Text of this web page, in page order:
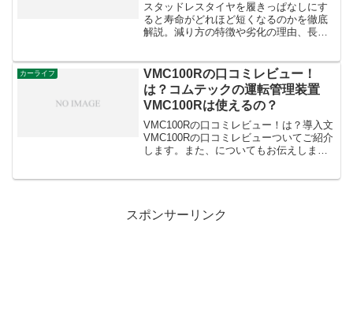
スタッドレスタイヤを履きっぱなしにす
ると寿命がどれほど短くなるのかを徹底
解説。減り方の特徴や劣化の理由、長持
カーライフ
VMC100Rの口コミレビュー！
は？コムテックの運転管理装置
VMC100Rは使えるの？
VMC100Rの口コミレビュー！は？導入文
VMC100Rの口コミレビューついてご紹介
します。また、についてもお伝えします
スポンサーリンク